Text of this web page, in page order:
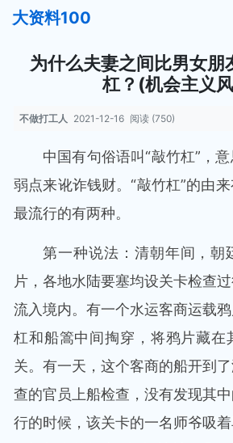
大资料100
为什么夫妻之间比男女朋
杠？(机会主义
不做打工人 2021-12-16 阅读 (750)
中国有句俗语叫“敲竹杠”，
弱点来讹诈钱财。“敲竹杠”的由
最流行的有两种。
第一种说法：清朝年间，朝
片，各地水陆要塞均设关卡检查
流入境内。有一个水运客商运载
杠和船篙中间掏穿，将鸦片藏在
关。有一天，这个客商的船开到
查的官员上船检查，没有发现其
行的时候，该关卡的一名师爷吸着